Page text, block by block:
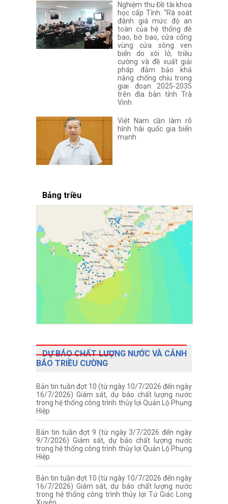
Nghiệm thu Đề tài khoa
học cấp Tỉnh: “Rà soát
đánh giá mức độ an
toàn của hệ thống đê
bao, bờ bao, cửa cống
vùng cửa sông ven
biển do xói lở, triều
cường và đề xuất giải
pháp đảm bảo khả
năng chống chịu trong
giai đoạn 2025-2035
trên địa bàn tỉnh Trà
Vinh
Việt Nam cần làm rõ
hình hài quốc gia biển
mạnh
Bảng triều
DỰ BÁO CHẤT LƯỢNG NƯỚC VÀ CẢNH
BÁO TRIỀU CƯỜNG
Bản tin tuần đợt 10 (từ ngày 10/7/2026 đến ngày
16/7/2026) Giám sát, dự báo chất lượng nước
trong hệ thống công trình thủy lợi Quản Lộ Phụng
Hiệp
Bản tin tuần đợt 9 (từ ngày 3/7/2026 đến ngày
9/7/2026) Giám sát, dự báo chất lượng nước
trong hệ thống công trình thủy lợi Quản Lộ Phụng
Hiệp
Bản tin tuần đợt 10 (từ ngày 10/7/2026 đến ngày
16/7/2026) Giám sát, dự báo chất lượng nước
trong hệ thống công trình thủy lợi Tứ Giác Long
Xuyên